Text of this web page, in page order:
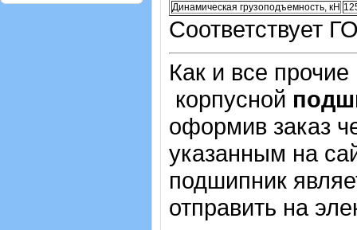
Динамическая грузоподъемность, кН
Соответствует
Как и все
корпусной
оформив заказ
указанным на
подшипник
отправить на